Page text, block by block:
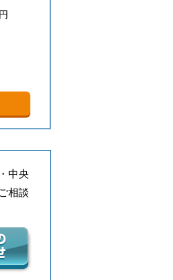
中央
相談